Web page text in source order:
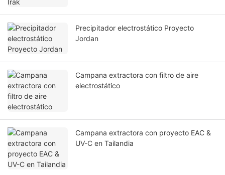
Precipitador electrostático Proyecto
Jordan
Campana extractora con filtro de aire
electrostático
Campana extractora con proyecto EAC &
UV-C en Tailandia